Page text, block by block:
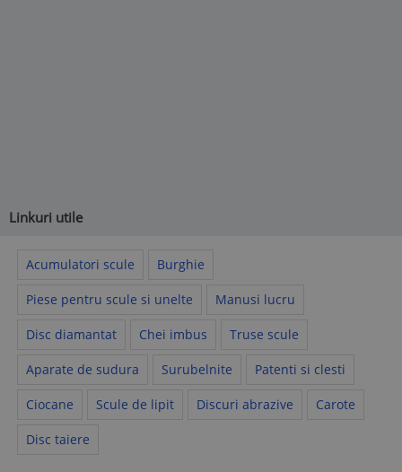
Linkuri utile
Acumulatori scule Burghie
Piese pentru scule si unelte Manusi lucru
Disc diamantat Chei imbus Truse scule
Aparate de sudura Surubelnite Patenti si clesti
Ciocane Scule de lipit Discuri abrazive Carote
Disc taiere